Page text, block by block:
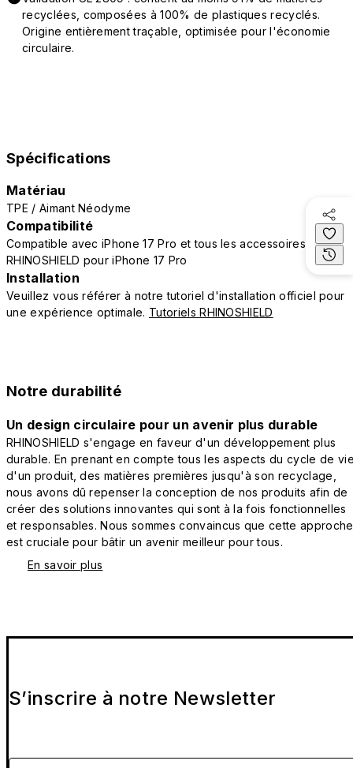
recyclées, composées à 100% de plastiques recyclés.
Origine entièrement traçable, optimisée pour l'économie
circulaire.
Spécifications
Matériau
TPE / Aimant Néodyme
Compatibilité
Compatible avec iPhone 17 Pro et tous les accessoires
RHINOSHIELD pour iPhone 17 Pro
Installation
Veuillez vous référer à notre tutoriel d'installation officiel pour
une expérience optimale. Tutoriels RHINOSHIELD
Notre durabilité
Un design circulaire pour un avenir plus durable
RHINOSHIELD s'engage en faveur d'un développement plus
durable. En prenant en compte tous les aspects du cycle de
d'un produit, des matières premières jusqu'à son recyclage,
nous avons dû repenser la conception de nos produits afin de
créer des solutions innovantes qui sont à la fois fonctionnelles
et responsables. Nous sommes convaincus que cette approche
est cruciale pour bâtir un avenir meilleur pour tous.
En savoir plus
S’inscrire à notre Newsletter